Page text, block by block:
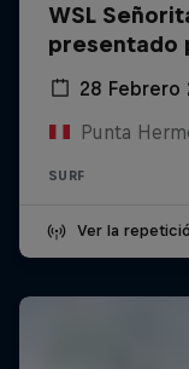
WSL
presentado
28 Febrero
Punta
SURF
Ver la